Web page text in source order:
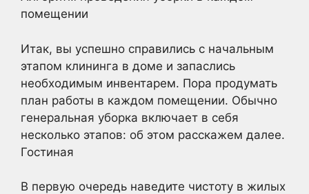
помещении
Итак, вы успешно справились с начальным
этапом клининга в доме и запаслись
необходимым инвентарем. Пора продумать
план работы в каждом помещении. Обычно
генеральная уборка включает в себя
несколько этапов: об этом расскажем далее.
Гостиная
В первую очередь наведите чистоту в жилых